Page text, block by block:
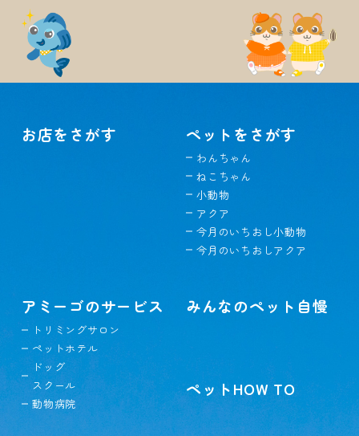
お店をさがす ペットをさがす
わんちゃん
ねこちゃん
小動物
アクア
今月のいちおし小動物
今月のいちおしアクア
アミーゴのサービス
トリミングサロン
ペットホテル
ドッグ
スクール
動物病院
みんなのペット自慢
ペットHOW TO